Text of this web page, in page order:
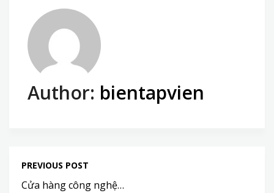
Author: bientapvien
PREVIOUS POST
Cửa hàng công nghệ…